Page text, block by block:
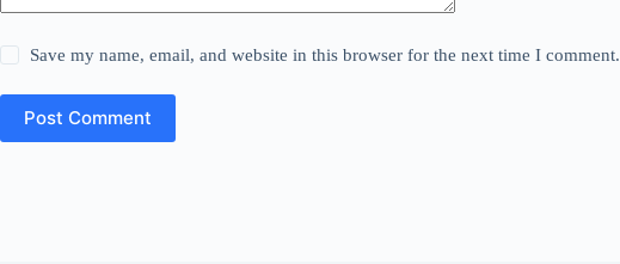
Save my name, email, and website in this browser for the next time I comment.
Post Comment